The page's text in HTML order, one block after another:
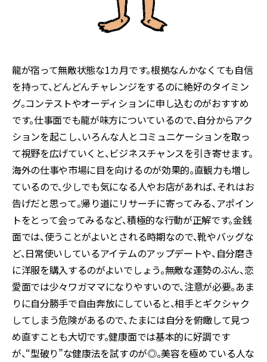
龍が宿って無敵状態な1カ月です。根拠なんかなくても自信
を持って、どんどんチャレンジをするのに絶好のタイミン
グ。コンテストやオーディションに申し込むのがおすすめ
です。仕事面でも龍が味方についているので、自分からアク
ションを起こし、いろんな人とコミュニケーションを取っ
て視野を広げていくと、ビジネスチャンスを引き寄せます。
海外の仕事や市場に目を向けるのが効果的。直観力も増し
ているので、少しでも気になる人やお店があれば、それはお
告げだと思って。帰り道にリサーチに寄ってみる、アポイン
トをとって会ってみるなど、積極的な行動が正解です。金銭
面では、使うことがよいとされる時期なので、靴やバッグな
ど、日常使いしているアイテムのアップデートや、自分磨き
に洋服を購入するのがよいでしょう。無敵な運勢のぶん、恋
愛面では少々ワガママになりやすいので、注意が必要。あま
りに自分勝手で自由奔放にしていると、相手とギクシャク
してしまう危険があるので、たまには自分を俯瞰して見つ
め直すことも大切です。健康面では基本的に好調です
が、“型破り”な健康法を試すのが◎。美容を極めている人な